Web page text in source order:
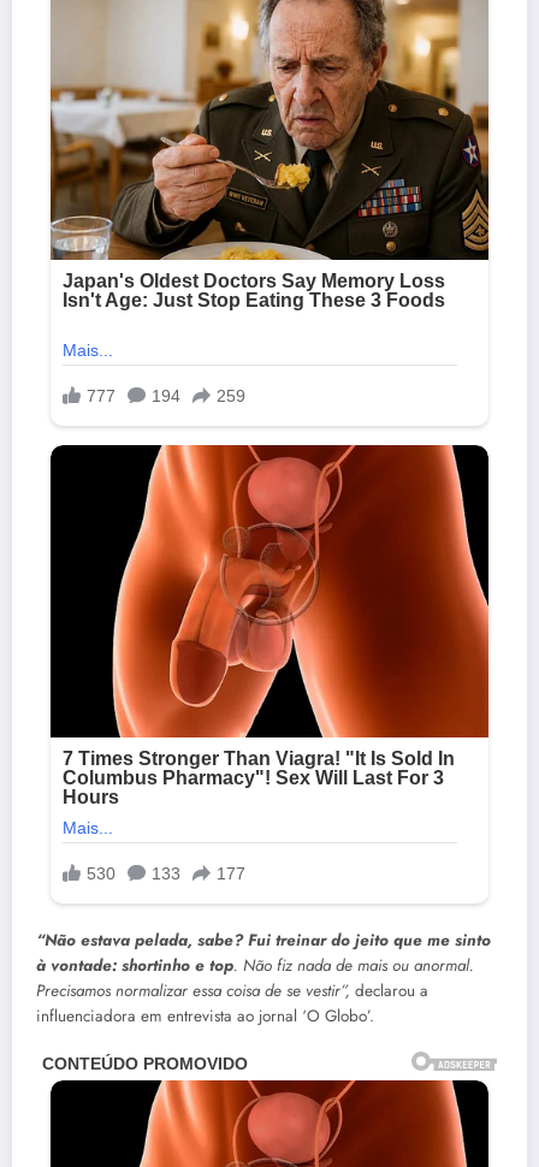
“Não estava pelada, sabe? Fui treinar do jeito que me sinto
à vontade: shortinho e top. Não fiz nada de mais ou anormal.
Precisamos normalizar essa coisa de se vestir”, declarou a
influenciadora em entrevista ao jornal ‘O Globo’.